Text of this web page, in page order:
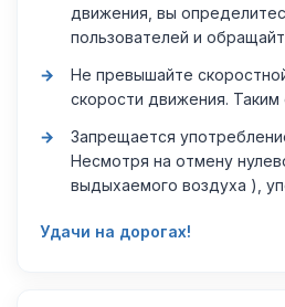
движения, вы
пользователей и
Не превышайте
скорости движения.
Запрещается
Несмотря на отмену
выдыхаемого воздуха ),
Удачи на дорогах!